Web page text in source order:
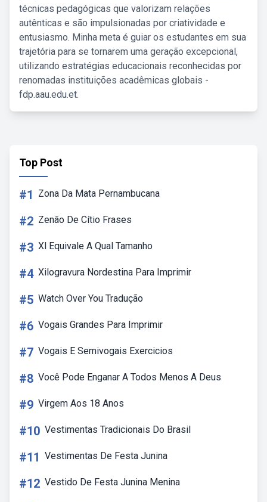
técnicas pedagógicas que valorizam relações
autênticas e são impulsionadas por criatividade e
entusiasmo. Minha meta é guiar os estudantes em sua
trajetória para se tornarem uma geração excepcional,
utilizando estratégias educacionais reconhecidas por
renomadas instituições acadêmicas globais -
fdp.aau.edu.et.
Top Post
#1 Zona Da Mata Pernambucana
#2 Zenão De Cítio Frases
#3 Xl Equivale A Qual Tamanho
#4 Xilogravura Nordestina Para Imprimir
#5 Watch Over You Tradução
#6 Vogais Grandes Para Imprimir
#7 Vogais E Semivogais Exercicios
#8 Você Pode Enganar A Todos Menos A Deus
#9 Virgem Aos 18 Anos
#10 Vestimentas Tradicionais Do Brasil
#11 Vestimentas De Festa Junina
#12 Vestido De Festa Junina Menina